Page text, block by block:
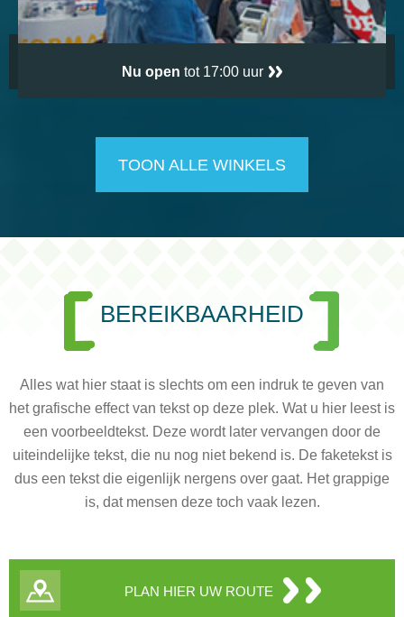
Nu open tot 17:00 uur
TOON ALLE WINKELS
BEREIKBAARHEID
Alles wat hier staat is slechts om een indruk te geven van
het grafische effect van tekst op deze plek. Wat u hier leest is
een voorbeeldtekst. Deze wordt later vervangen door de
uiteindelijke tekst, die nu nog niet bekend is. De faketekst is
dus een tekst die eigenlijk nergens over gaat. Het grappige
is, dat mensen deze toch vaak lezen.
PLAN HIER UW ROUTE